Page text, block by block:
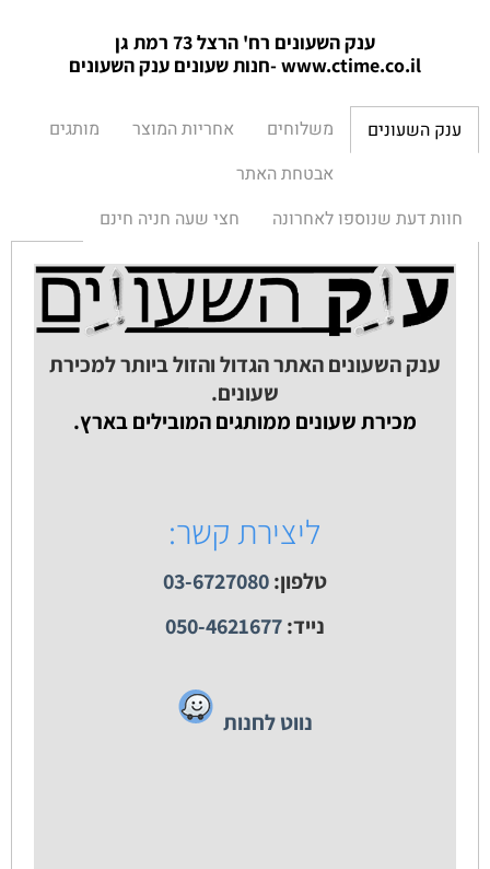
ענק השעונים רח' הרצל 73 רמת גן
www.ctime.co.il-חנות שעונים ענק השעונים
ענק השעונים משלוחים אחריות המוצר
מותגים
אבטחת האתר
חוות דעת שנוספו לאחרונה
חצי שעה חניה חינם
ענק השעונים האתר הגדול והזול ביותר למכירת
שעונים.
מכירת שעונים ממותגים המובילים בארץ.
ליצירת קשר:
טלפון:03-6727080
נייד:050-4621677
נווט לחנות